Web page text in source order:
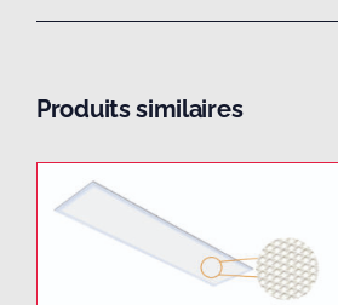
Produits similaires